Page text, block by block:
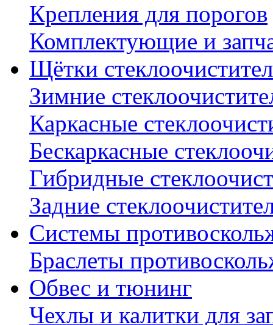
Крепления для порогов
Комплектующие и
Щётки
Зимние
Каркасные
Бескаркасные
Гибридные
Задние
Системы
Браслеты
Обвес и тюнинг
Чехлы и калитки для